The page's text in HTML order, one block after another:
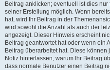
Beitrag anklicken; eventuell ist dies
seiner Erstellung möglich. Wenn
hat, wird Ihr Beitrag in der
wird sowohl die Anzahl als auch der
angezeigt. Dieser Hinweis erscheint
Beitrag geantwortet hat oder wenn ein
Beitrag überarbeitet hat. Diese
Notiz hinterlassen, warum Ihr Beitrag
dass normale Benutzer einen Beitrag